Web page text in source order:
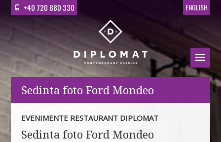
+40 720 880 330 ENGLISH
Sedinta foto Ford Mondeo
EVENIMENTE RESTAURANT DIPLOMAT
Sedinta foto Ford Mondeo